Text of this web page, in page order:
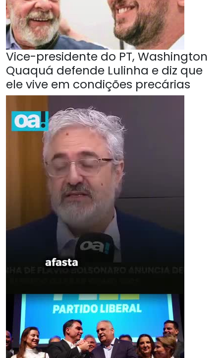
Vice-presidente do PT, Washington
Quaquá defende Lulinha e diz que
ele vive em condições precárias